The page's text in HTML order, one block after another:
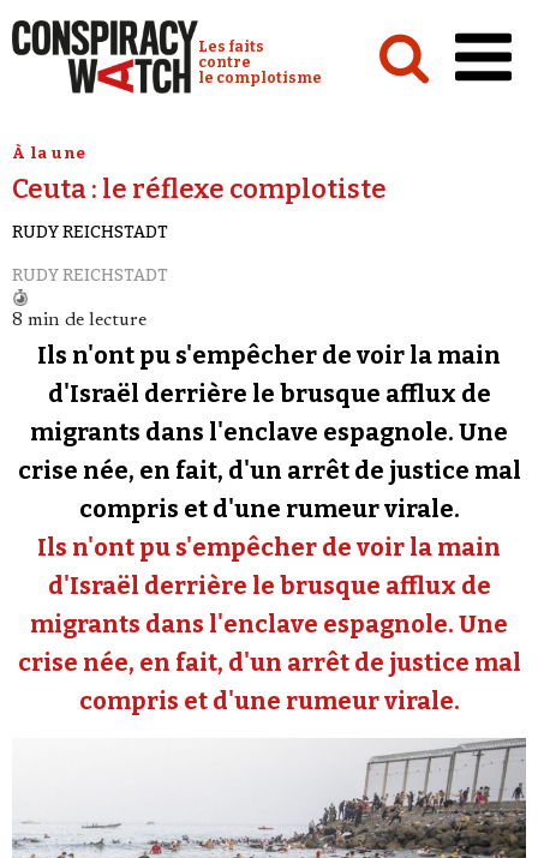
Conspiracy Watch :
Les faits
contre
le complotisme
Analyses
Conspipédia
Vidéos
Revues de presse
Newsletter
Faire un don
Demander à Vera
Se connecter
À la une
Ceuta : le réflexe complotiste
RUDY REICHSTADT
RUDY REICHSTADT
8 min de lecture
Ils n'ont pu s'empêcher de voir la main
d'Israël derrière le brusque afflux de
migrants dans l'enclave espagnole. Une
crise née, en fait, d'un arrêt de justice mal
compris et d'une rumeur virale.
Ils n'ont pu s'empêcher de voir la main
d'Israël derrière le brusque afflux de
migrants dans l'enclave espagnole. Une
crise née, en fait, d'un arrêt de justice mal
compris et d'une rumeur virale.